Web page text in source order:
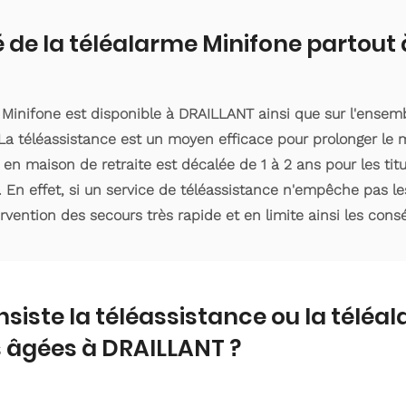
de la téléalarme Minifone partout
est disponible à DRAILLANT ainsi que sur
La téléassistance est un moyen efficace pour prolonger le
en maison de retraite est décalée de 1 à 2 ans pour les
En effet, si un service de téléassistance n'empêche pas
des secours très rapide et en limite ainsi les
la téléassistance ou la
à DRAILLANT ?